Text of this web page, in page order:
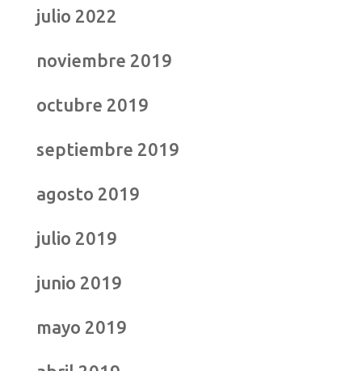
julio 2022
noviembre 2019
octubre 2019
septiembre 2019
agosto 2019
julio 2019
junio 2019
mayo 2019